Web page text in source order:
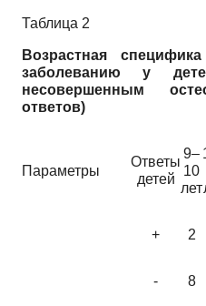
Таблица 2
Возрастная
заболеванию у
несовершенным
ответов)
Параметры
Ответы
детей
9–
10
лет
+ 2
-
8